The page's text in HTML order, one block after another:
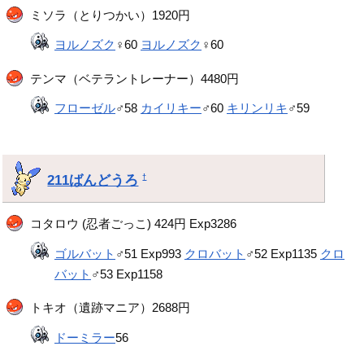
ミソラ（とりつかい）1920円
ヨルノズク ♀60 ヨルノズク ♀60
テンマ（ベテラントレーナー）4480円
フローゼル♂58 カイリキー♂60 キリンリキ♂59
211ばんどうろ †
コタロウ (忍者ごっこ) 424円 Exp3286
ゴルバット ♂51 Exp993 クロバット ♂52 Exp1135 クロ
バット ♂53 Exp1158
トキオ（遺跡マニア）2688円
ドーミラー56